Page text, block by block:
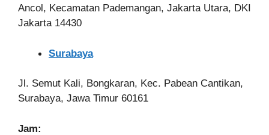
Ancol, Kecamatan Pademangan, Jakarta Utara, DKI
Jakarta 14430
Surabaya
Jl. Semut Kali, Bongkaran, Kec. Pabean Cantikan,
Surabaya, Jawa Timur 60161
Jam: